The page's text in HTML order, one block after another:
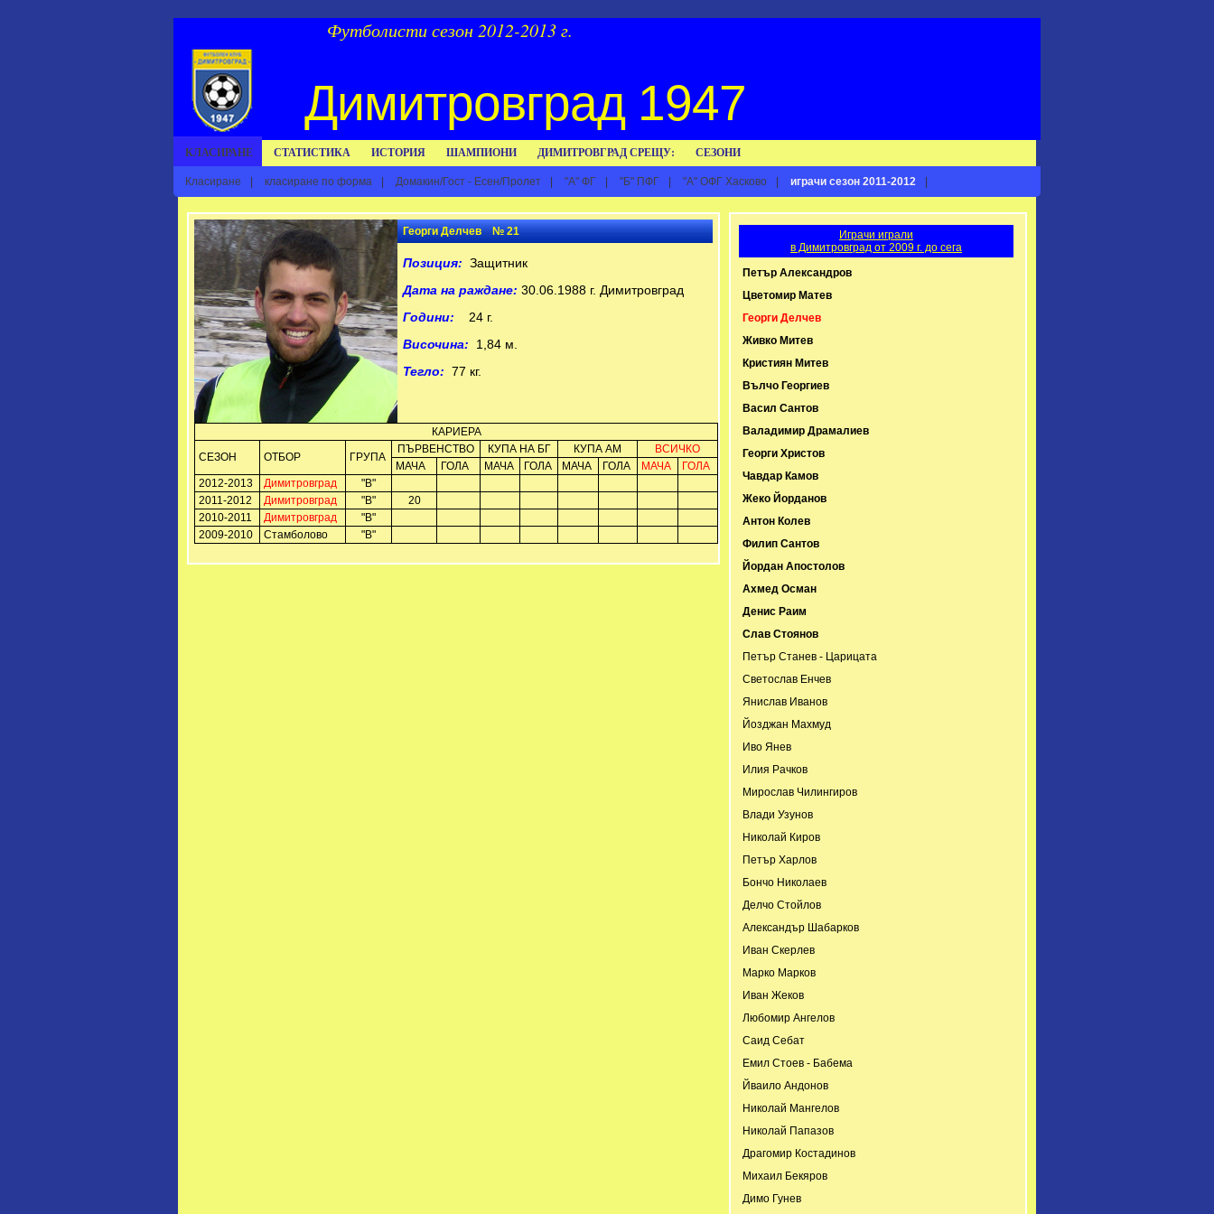
Футболисти сезон 2012-2013 г.
Димитровград 1947
КЛАСИРАНЕ
Класиране класиране по форма Домакин/Гост - Есен/Пролет "А" ФГ "Б" ПФГ "А" ОФГ Хасково играчи сезон 2011-2012
СТАТИСТИКА ИСТОРИЯ ШАМПИОНИ ДИМИТРОВГРАД СРЕЩУ: СЕЗОНИ
Георги Делчев № 21
Позиция: Защитник
Дата на раждане: 30.06.1988 г. Димитровград
Години: 24 г.
Височина: 1,84 м.
Тегло: 77 кг.
КАРИЕРА
СЕЗОН
ОТБОР ГРУПА
ПЪРВЕНСТВО КУПА НА БГ КУПА АМ
ВСИЧКО
МАЧА
ГОЛА МАЧА ГОЛА МАЧА ГОЛА МАЧА
ГОЛА
2012-2013
Димитровград
"B"
2011-2012
Димитровград "B"
20
2010-2011
Димитровград
"B"
2009-2010
Стамболово "В"
Играчи играли
в Димитровград от 2009 г. до сега
Петър Александров
Цветомир Матев
Георги Делчев
Живко Митев
Кристиян Митев
Вълчо Георгиев
Васил Сантов
Валадимир Драмалиев
Георги Христов
Чавдар Камов
Жеко Йорданов
Антон Колев
Филип Сантов
Йордан Апостолов
Ахмед Осман
Денис Раим
Слав Стоянов
Петър Станев - Царицата
Светослав Енчев
Янислав Иванов
Йозджан Махмуд
Иво Янев
Илия Рачков
Мирослав Чилингиров
Влади Узунов
Николай Киров
Петър Харлов
Бончо Николаев
Делчо Стойлов
Александър Шабарков
Иван Скерлев
Марко Марков
Иван Жеков
Любомир Ангелов
Саид Себат
Емил Стоев - Бабема
Йваило Андонов
Николай Мангелов
Николай Папазов
Драгомир Костадинов
Михаил Бекяров
Димо Гунев